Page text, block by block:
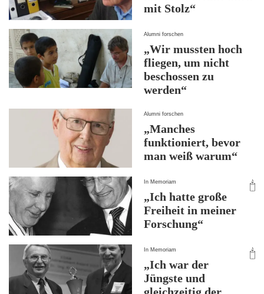
mit Stolz“
Alumni forschen
„Wir mussten hoch
fliegen, um nicht
beschossen zu
werden“
Alumni forschen
„Manches
funktioniert, bevor
man weiß warum“
In Memoriam
„Ich hatte große
Freiheit in meiner
Forschung“
In Memoriam
„Ich war der
Jüngste und
gleichzeitig der